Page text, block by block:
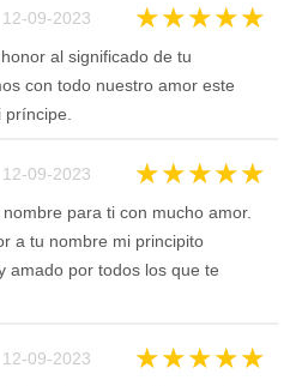
09-2023 ★★★★★
al significado de tu
con todo nuestro amor este
09-2023 ★★★★★
para ti con mucho amor.
a tu nombre mi principito
amado por todos los que te
09-2023 ★★★★★